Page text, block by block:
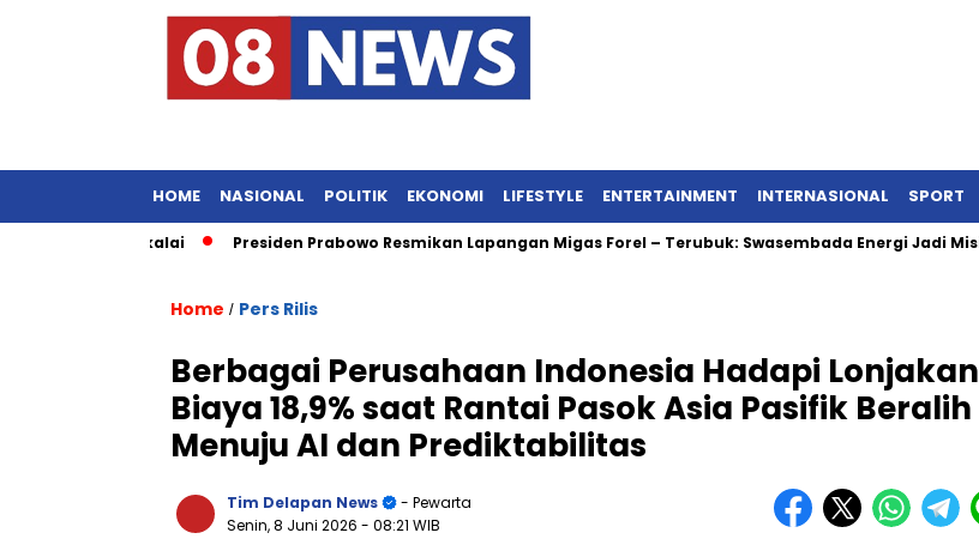
HOME NASIONAL POLITIK EKONOMI LIFESTYLE ENTERTAINMENT INTERNASIONAL SPORT
Presiden Prabowo Resmikan Lapangan Migas Forel – Terubuk: Swasembada Energi Jadi Misi Baru
Home / Pers Rilis
Berbagai Perusahaan Indonesia Hadapi Lonjakan
Biaya 18,9% saat Rantai Pasok Asia Pasifik Beralih
Menuju AI dan Prediktabilitas
Tim Delapan News
- Pewarta
Senin, 8 Juni 2026 - 08:21 WIB